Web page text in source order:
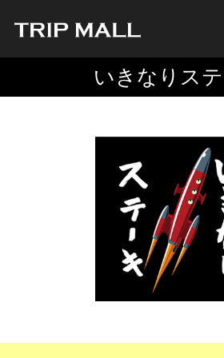
いきなりス